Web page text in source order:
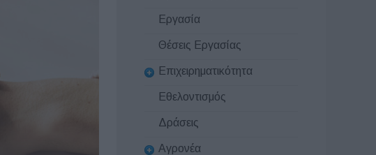
Εργασία
Θέσεις Εργασίας
Επιχειρηματικότητα
Εθελοντισμός
Δράσεις
Αγρονέα